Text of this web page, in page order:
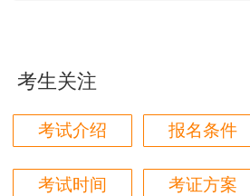
用户85****06
真的是把学习变成自己能理解的
用户m1****88
太喜欢王英老师了
考生关注
考试介绍 报名条件
考试时间 考证方案